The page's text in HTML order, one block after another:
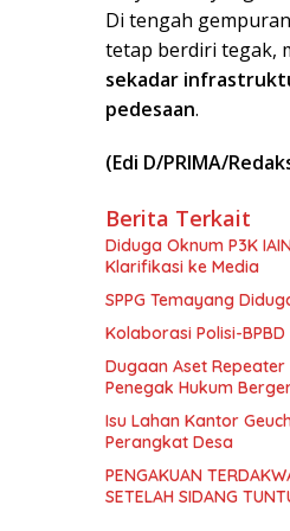
Di tengah
tetap berdiri tegak,
sekadar
pedesaan.
(Edi D/PRIMA/
Berita Terkait
Diduga Oknum P3K
Klarifikasi ke Media
SPPG Temayang
Kolaborasi Polisi-
Dugaan Aset
Penegak Hukum
Isu Lahan Kantor
Perangkat Desa
PENGAKUAN
SETELAH SIDANG